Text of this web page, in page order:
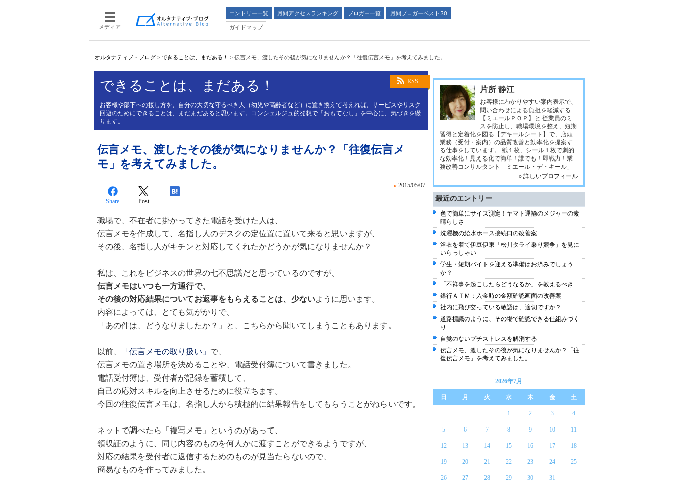
メディア
エントリー一覧 月間アクセスランキング ブロガー一覧
月間ブロガーベスト30
ガイドマップ
オルタナティブ・ブログ > できることは、まだある！ > 伝言メモ、渡したその後が気になりませんか？「往復伝言メモ」を考えてみました。
RSS
できることは、まだある！
お客様や部下への接し方を、自分の大切な守るべき人（幼児や高齢者など）に置き換えて考えれば、サービスやリスク
回避のためにできることは、まだまだあると思います。コンシェルジュ的発想で「おもてなし」を中心に、気づきを綴
ります。
伝言メモ、渡したその後が気になりませんか？「往復伝言メ
モ」を考えてみました。
» 2015/05/07
Share Post -
職場で、不在者に掛かってきた電話を受けた人は、
伝言メモを作成して、名指し人のデスクの定位置に置いて来ると思いますが、
その後、名指し人がキチンと対応してくれたかどうかが気になりませんか？
私は、これをビジネスの世界の七不思議だと思っているのですが、
伝言メモはいつも一方通行で、
その後の対応結果についてお返事をもらえることは、少ないように思います。
内容によっては、とても気がかりで、
「あの件は、どうなりましたか？」と、こちらから聞いてしまうこともあります。
以前、 「伝言メモの取り扱い」 で、
伝言メモの置き場所を決めることや、電話受付簿について書きました。
電話受付簿は、受付者が記録を蓄積して、
自己の応対スキルを向上させるために役立ちます。
今回の往復伝言メモは、名指し人から積極的に結果報告をしてもらうことがねらいです。
ネットで調べたら「複写メモ」というのがあって、
領収証のように、同じ内容のものを何人かに渡すことができるようですが、
対応の結果を受付者に返信するためのものが見当たらないので、
簡易なものを作ってみました。
片所 静江
お客様にわかりやすい案内表示で、
問い合わせによる負担を軽減する
【ミエールＰＯＰ】と 従業員のミ
スを防止し、職場環境を整え、短期
習得と定着化を図る【デキールシート】で、店頭
業務（受付・案内）の品質改善と効率化を提案す
る仕事をしています。 紙１枚、シール１枚で劇的
な効率化！見える化で簡単！誰でも！即戦力！業
務改善コンサルタント「ミエール・デ・キール」
» 詳しいプロフィール
最近のエントリー
色で簡単にサイズ測定！ヤマト運輸のメジャーの素
晴らしさ
洗濯機の給水ホース接続口の改善案
浴衣を着て伊豆伊東「松川タライ乗り競争」を見に
いらっしゃい
学生・短期バイトを迎える準備はお済みでしょう
か？
「不祥事を起こしたらどうなるか」を教えるべき
銀行ＡＴＭ：入金時の金額確認画面の改善案
社内に飛び交っている敬語は、適切ですか？
道路標識のように、その場で確認できる仕組みづく
り
自覚のないプチストレスを解消する
伝言メモ、渡したその後が気になりませんか？「往
復伝言メモ」を考えてみました。
2026年7月
日 月 火 水 木 金 土
1 2 3 4
5 6 7 8 9 10 11
12 13 14 15 16 17 18
19 20 21 22 23 24 25
26 27 28 29 30 31